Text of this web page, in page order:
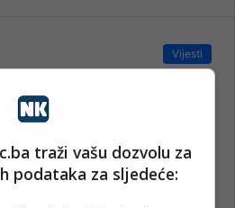
Vijesti
evakuacija
područja
danas, 8. oktobra 2024. godine
donio je naredbu. 1. Naređuje se…
traži vašu dozvolu za
podataka za sljedeće: